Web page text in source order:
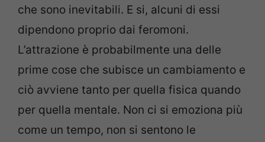
che sono inevitabili. E si, alcuni di essi
dipendono proprio dai feromoni.
L’attrazione è probabilmente una delle
prime cose che subisce un cambiamento e
ciò avviene tanto per quella fisica quando
per quella mentale. Non ci si emoziona più
come un tempo, non si sentono le